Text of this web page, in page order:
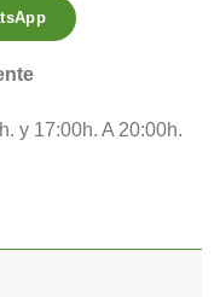
y 17:00h. A 20:00h.